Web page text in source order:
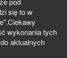
się to w
wykonania tych
aktualnych